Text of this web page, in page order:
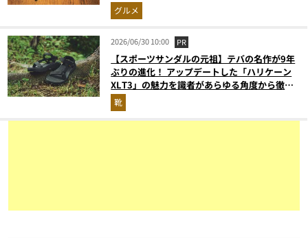
グルメ
2026/06/30 10:00 PR
【スポーツサンダルの元祖】テバの名作が9年
ぶりの進化！ アップデートした「ハリケーン
XLT3」の魅力を識者があらゆる角度から徹底
解説！
靴